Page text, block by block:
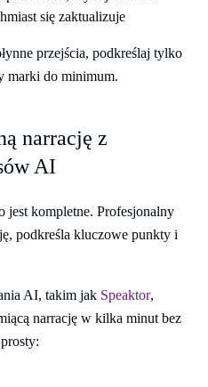
się zaktualizuje
przejścia, podkreślaj tylko
marki do minimum.
narrację z
AI
jest kompletne. Profesjonalny
podkreśla kluczowe punkty i
AI, takim jak Speaktor,
narrację w kilka minut bez